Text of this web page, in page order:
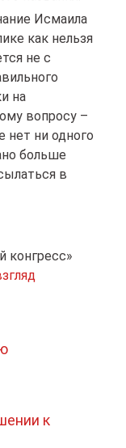
Исмаила
как нельзя
не с
на
вопросу –
нет ни одного
больше
в
конгресс»
к